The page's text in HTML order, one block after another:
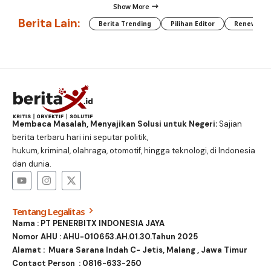
Show More
Berita Lain: Berita Trending Pilihan Editor
Membaca Masalah, Menyajikan Solusi untuk Negeri:Sajian
berita terbaru hari ini seputar politik,
hukum, kriminal, olahraga, otomotif, hingga teknologi, di Indonesia
dan dunia.
Tentang Legalitas
Nama : PT PENERBITX INDONESIA JAYA
Nomor AHU : AHU-010653.AH.01.30.Tahun 2025
Alamat : Muara Sarana Indah C- Jetis, Malang , Jawa Timur
Contact Person : 0816-633-250